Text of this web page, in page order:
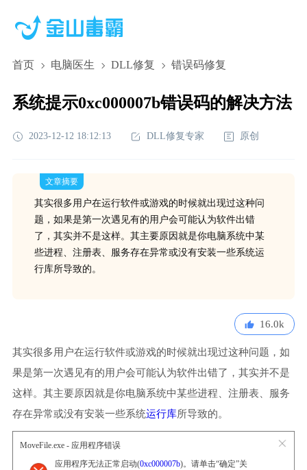
首页 电脑医生 DLL修复 错误码修复
系统提示0xc000007b错误码的解决方法
2023-12-12 18:12:13 DLL修复专家 原创
文章摘要
其实很多用户在运行软件或游戏的时候就出现过这种问
题，如果是第一次遇见有的用户会可能认为软件出错
了，其实并不是这样。其主要原因就是你电脑系统中某
些进程、注册表、服务存在异常或没有安装一些系统运
行库所导致的。
16.0k
其实很多用户在运行软件或游戏的时候就出现过这种问题，如
果是第一次遇见有的用户会可能认为软件出错了，其实并不是
这样。其主要原因就是你电脑系统中某些进程、注册表、服务
存在异常或没有安装一些系统运行库所导致的。
MoveFile.exe - 应用程序错误
应用程序无法正常启动(0xc000007b)。请单击“确定”关